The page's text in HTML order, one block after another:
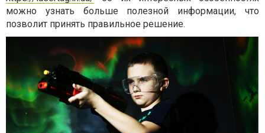
можно узнать больше полезной информации, что
позволит принять правильное решение.